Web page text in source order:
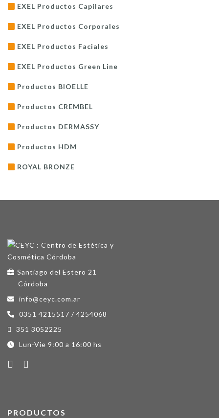
EXEL Productos Capilares
EXEL Productos Corporales
EXEL Productos Faciales
EXEL Productos Green Line
Productos BIOELLE
Productos CREMBEL
Productos DERMASSY
Productos HDM
ROYAL BRONZE
Santiago del Estero 21
Córdoba
info@ceyc.com.ar
0351 4215517 / 4254068
351 3052225
Lun-Vie 9:00 a 16:00 hs
PRODUCTOS